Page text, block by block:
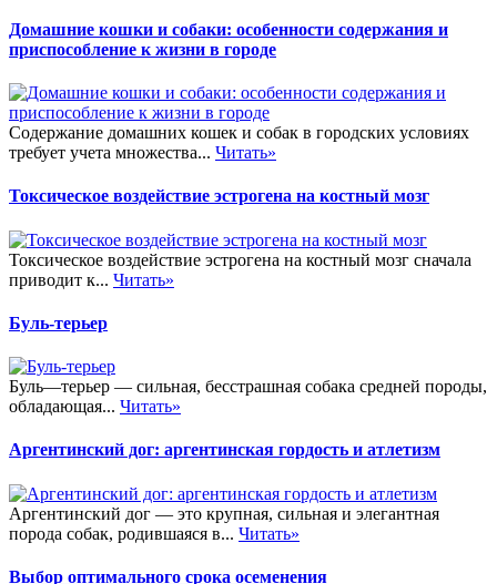
Домашние кошки и собаки: особенности содержания и
приспособление к жизни в городе
Содержание домашних кошек и собак в городских условиях
требует учета множества... Читать»
Токсическое воздействие эстрогена на костный мозг
Токсическое воздействие эстрогена на костный мозг сначала
приводит к... Читать»
Буль-терьер
Буль—терьер — сильная, бесстрашная собака средней породы,
обладающая... Читать»
Аргентинский дог: аргентинская гордость и атлетизм
Аргентинский дог — это крупная, сильная и элегантная
порода собак, родившаяся в... Читать»
Выбор оптимального срока осеменения